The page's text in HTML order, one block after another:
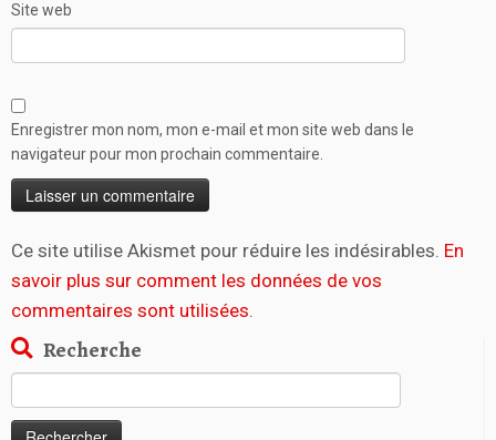
Site web
Enregistrer mon nom, mon e-mail et mon site web dans le
navigateur pour mon prochain commentaire.
Ce site utilise Akismet pour réduire les indésirables. En
savoir plus sur comment les données de vos
commentaires sont utilisées.
Recherche